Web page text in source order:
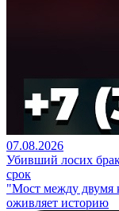
07.08.2026
Убивший лосих
срок
"Мост между двумя
оживляет историю